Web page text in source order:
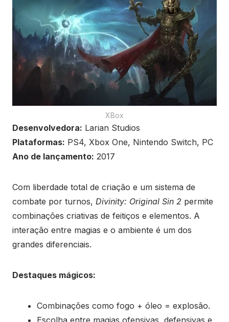
XBox
Desenvolvedora: Larian Studios
Plataformas: PS4, Xbox One, Nintendo Switch, PC
Ano de lançamento: 2017
Com liberdade total de criação e um sistema de
combate por turnos, Divinity: Original Sin 2 permite
combinações criativas de feitiços e elementos. A
interação entre magias e o ambiente é um dos
grandes diferenciais.
Destaques mágicos:
Combinações como fogo + óleo = explosão.